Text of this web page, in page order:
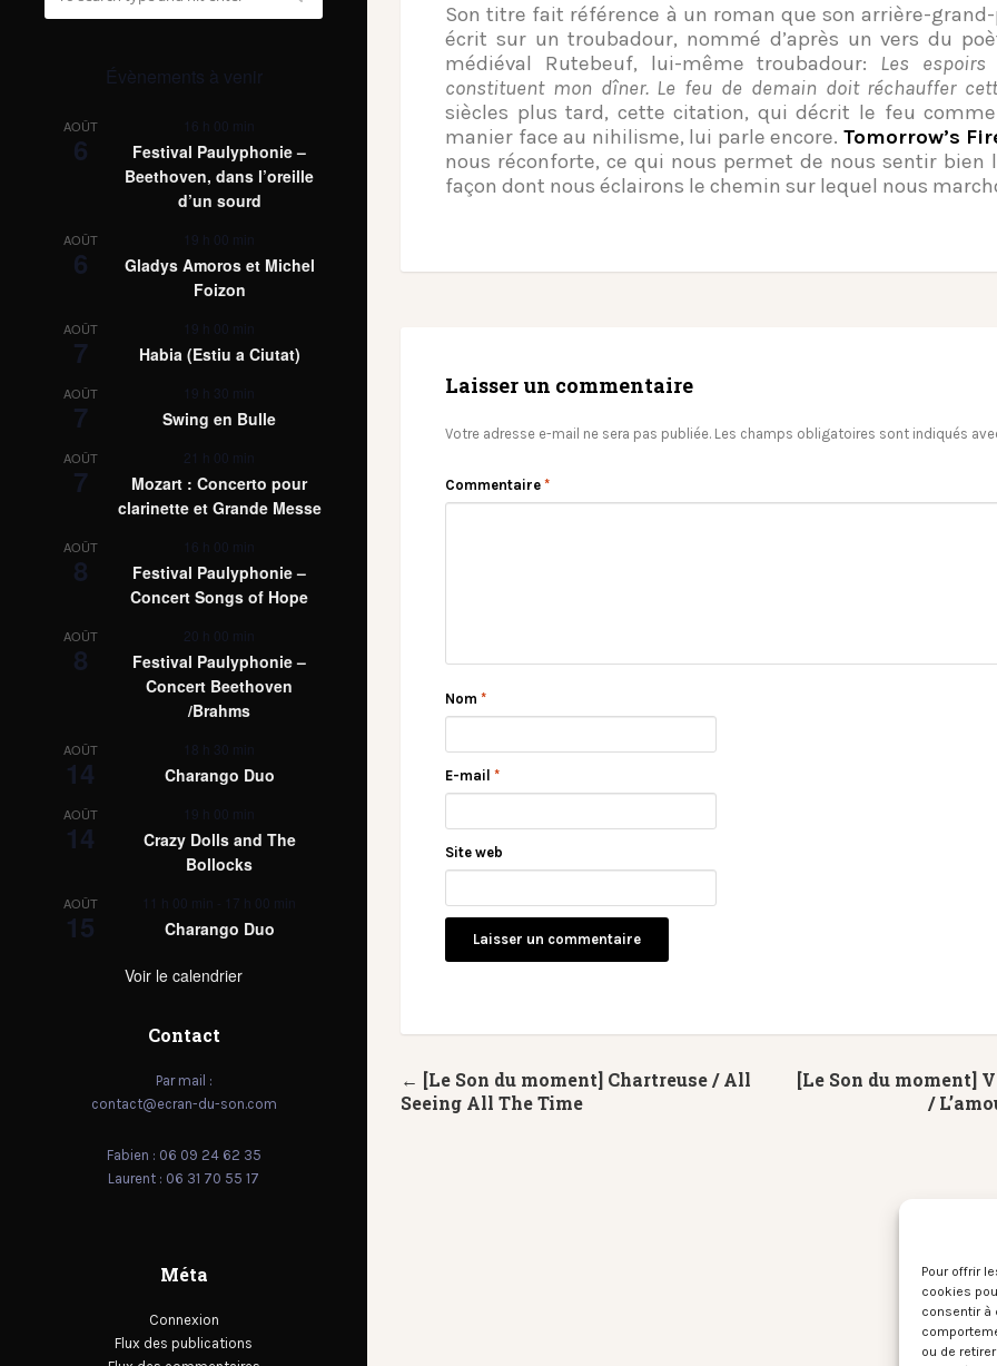
Pour offrir
cookies
consentir à
ou de
Évènements à venir
AOÛT
6
16 h 00 min
Festival Paulyphonie –
Beethoven, dans l’oreille
d’un sourd
AOÛT
6
19 h 00 min
Gladys Amoros et Michel
Foizon
AOÛT
7
19 h 00 min
Habia (Estiu a Ciutat)
AOÛT
7
19 h 30 min
Swing en Bulle
AOÛT
7
21 h 00 min
Mozart : Concerto pour
clarinette et Grande Messe
AOÛT
8
16 h 00 min
Festival Paulyphonie –
Concert Songs of Hope
AOÛT
8
20 h 00 min
Festival Paulyphonie –
Concert Beethoven
/Brahms
AOÛT
14
18 h 30 min
Charango Duo
AOÛT
14
19 h 00 min
Crazy Dolls and The
Bollocks
AOÛT
15
11 h 00 min - 17 h 00 min
Charango Duo
Voir le calendrier
Contact
Par mail :
contact@ecran-du-son.com
Fabien : 06 09 24 62 35
Laurent : 06 31 70 55 17
Méta
Connexion
Flux des publications
Son titre fait référence à un roman que son arrière-grand-
écrit sur un troubadour, nommé d’après un vers du
médiéval Rutebeuf, lui-même troubadour: Les
constituent mon dîner. Le feu de demain doit réchauffer
siècles plus tard, cette citation, qui décrit le feu
manier face au nihilisme, lui parle encore. Tomorrow’s
nous réconforte, ce qui nous permet de nous sentir bien
façon dont nous éclairons le chemin sur lequel nous
Laisser un commentaire
Votre adresse e-mail ne sera pas publiée. Les champs obligatoires sont indiqués
Commentaire *
Nom *
E-mail *
Site web
[Le Son du moment]
/
← [Le Son du moment] Chartreuse / All
Seeing All The Time